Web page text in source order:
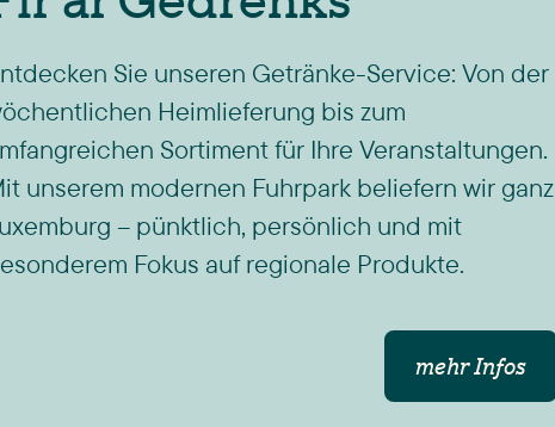
Sie unseren Getränke-Service: Von der
Heimlieferung bis zum
Sortiment für Ihre Veranstaltungen.
unserem modernen Fuhrpark beliefern wir ganz
– pünktlich, persönlich und mit
Fokus auf regionale Produkte.
mehr Infos